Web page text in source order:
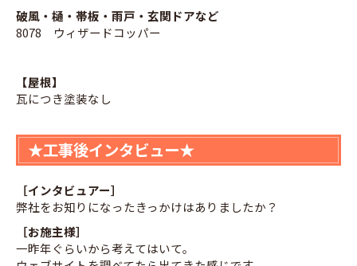
破風・樋・帯板・雨戸・玄関ドアなど
8078 ウィザードコッパー
【屋根】
瓦につき塗装なし
★工事後インタビュー★
［インタビュアー］
弊社をお知りになったきっかけはありましたか？
［お施主様］
一昨年ぐらいから考えてはいて。